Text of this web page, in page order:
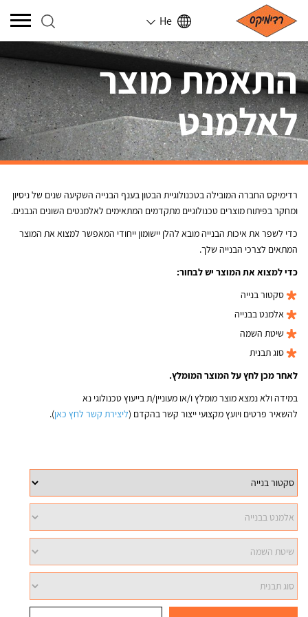
He
התאמת מוצר
לאלמנט
רדימיקס החברה המובילה בטכנולוגיית הבטון בענף הבנייה השקיעה שנים של ניסיון
ומחקר בפיתוח מוצרים טכנולוגיים מתקדמים המתאימים לאלמנטים השונים הנבנים.
כדי לשפר את איכות הבנייה מובא להלן יישומון ייחודי המאפשר למצוא את המוצר
המתאים לצרכי הבנייה שלך.
כדי למצוא את המוצר יש לבחור:
סקטור בנייה
אלמנט בבנייה
שיטת השמה
סוג תבנית
לאחר מכן לחץ על המוצר המומלץ.
במידה ולא נמצא מוצר מומלץ ו/או מעוניין/ת בייעוץ טכנולוגי נא
להשאיר פרטים ויועץ מקצועי ייצור קשר בהקדם (ליצירת קשר לחץ כאן).